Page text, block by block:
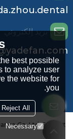
بريد إلكتروني
Co.,Ltd.Support
best possible
to analyze user
the website for
you.
Reject All
Necessary